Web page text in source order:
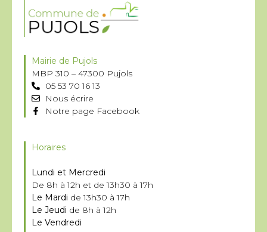
Mairie de Pujols
MBP 310 – 47300 Pujols
05 53 70 16 13
Nous écrire
Notre page Facebook
Horaires
Lundi et Mercredi
De 8h à 12h et de 13h30 à 17h
Le Mardi de 13h30 à 17h
Le Jeudi de 8h à 12h
Le Vendredi